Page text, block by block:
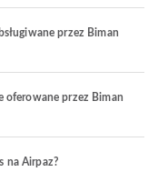
przez Biman
oferowane przez Biman
na Airpaz?